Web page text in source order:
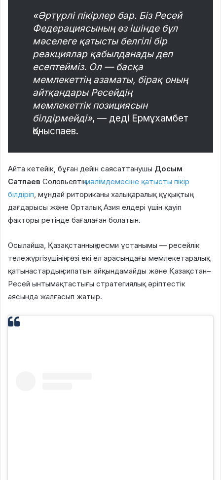
«Әртүрлі пікірлер бар. Біз Ресей
Федерациясының өз ішінде бұл
мәселеге қатысты белгілі бір
реакциялар қабылданады деп
есептейміз. Ол — басқа
мемлекеттің азаматы, бірақ оның
айтқандары Ресейдің
мемлекеттік позициясын
білдірмейді», — деді Ермұхамбет
Қоныспаев.
Айта кетейік, бұған дейін саясаттанушы Досым
Сатпаев Соловьевтіңмәлімдемесіне қатысты пікір
білдіріп, мұндай риториканы халықаралық құқықтың
дағдарысы және Орталық Азия елдері үшін қауіп
факторы ретінде бағалаған болатын.
Осылайша, Қазақстанның ресми ұстанымы — ресейлік
тележүргізушінің сөзі екі ел арасындағы мемлекетаралық
қатынастардың сипатын айқындамайды және Қазақстан–
Ресей ынтымақтастығы стратегиялық әріптестік
аясында жалғасып жатыр.